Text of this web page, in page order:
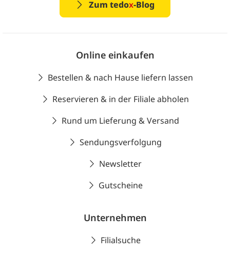
Zum tedox-Blog
Online einkaufen
Bestellen & nach Hause liefern lassen
Reservieren & in der Filiale abholen
Rund um Lieferung & Versand
Sendungsverfolgung
Newsletter
Gutscheine
Unternehmen
Filialsuche